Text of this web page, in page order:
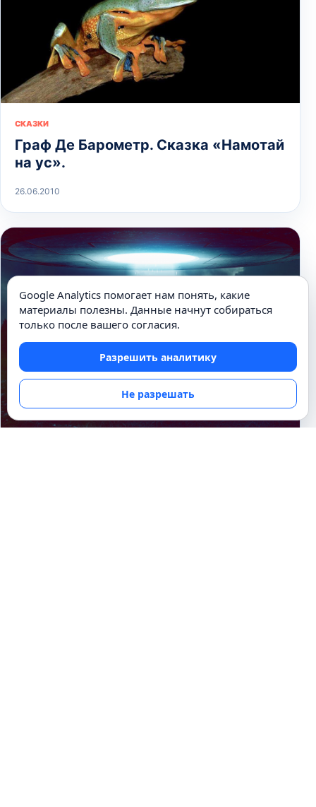
СКАЗКИ
Граф Де Барометр. Сказка «Намотай
на ус».
26.06.2010
Google Analytics помогает нам понять, какие
материалы полезны. Данные начнут собираться
только после вашего согласия.
Разрешить аналитику
Не разрешать